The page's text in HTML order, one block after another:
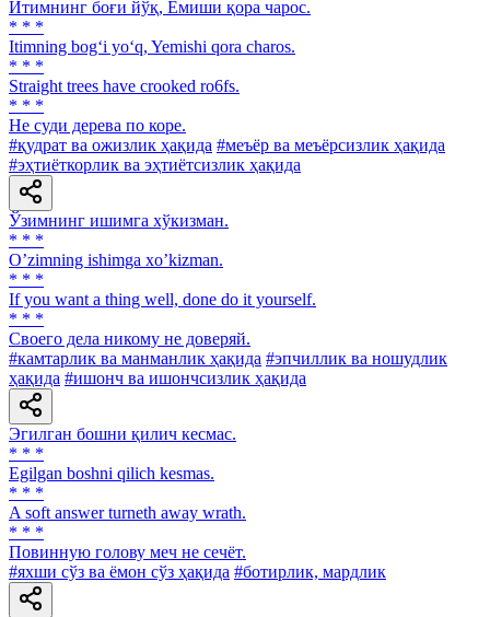
Итимнинг боғи йўқ, Емиши қора чарос.
* * *
Itimning bog‘i yo‘q, Yemishi qora charos.
* * *
Straight trees have crooked ro6fs.
* * *
He суди дерева по коре.
#қудрат ва ожизлик ҳақида #меъёр ва меъёрсизлик ҳақида
#эҳтиёткорлик ва эҳтиётсизлик ҳақида
Ўзимнинг ишимга хўкизман.
* * *
Oʼzimning ishimga xoʼkizman.
* * *
If you want a thing well, done do it yourself.
* * *
Своего дела никому не доверяй.
#камтарлик ва манманлик ҳақида #эпчиллик ва ношудлик
ҳақида #ишонч ва ишончсизлик ҳақида
Эгилган бошни қилич кесмас.
* * *
Egilgan boshni qilich kesmas.
* * *
A soft answer turneth away wrath.
* * *
Повинную голову меч не сечёт.
#яхши сўз ва ёмон сўз ҳақида #ботирлик, мардлик